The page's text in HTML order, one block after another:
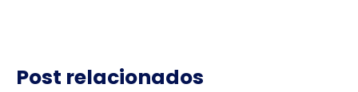
Post relacionados